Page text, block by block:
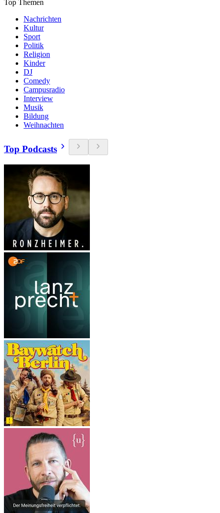
Top Themen
Nachrichten
Kultur
Sport
Politik
Religion
Kinder
DJ
Comedy
Campusradio
Interview
Musik
Bildung
Weihnachten
Top Podcasts